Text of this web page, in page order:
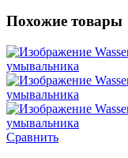
Похожие товары
Сравнить